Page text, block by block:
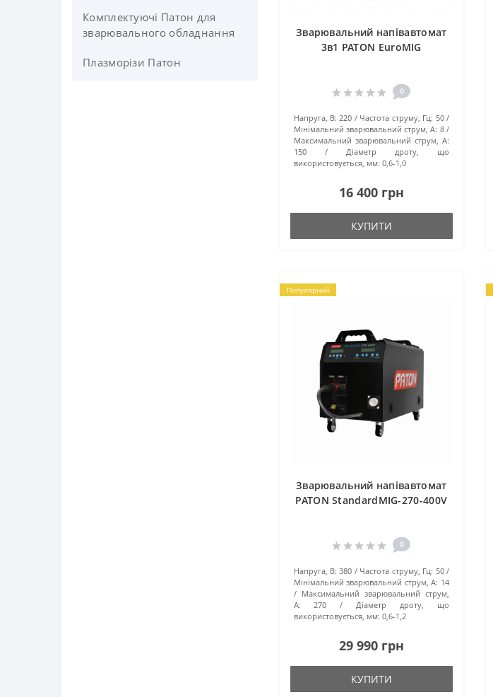
Комплектуючі Патон для
зварювального обладнання
Плазморізи Патон
Зварювальний напівавтомат
3в1 PATON EuroMIG
0
Напруга, В: 220 Частота струму, Гц: 50
Мінімальний зварювальний струм, А: 8
Максимальний зварювальний струм, А:
150
Діаметр дроту, що
використовується, мм: 0,6-1,0
16 400 грн
КУПИТИ
Популярний
Зварювальний напівавтомат
PATON StandardMIG-270-400V
0
Напруга, В: 380 Частота струму, Гц: 50
Мінімальний зварювальний струм, А: 14
Максимальний зварювальний струм,
А:
270
Діаметр дроту, що
використовується, мм: 0,6-1,2
29 990 грн
КУПИТИ